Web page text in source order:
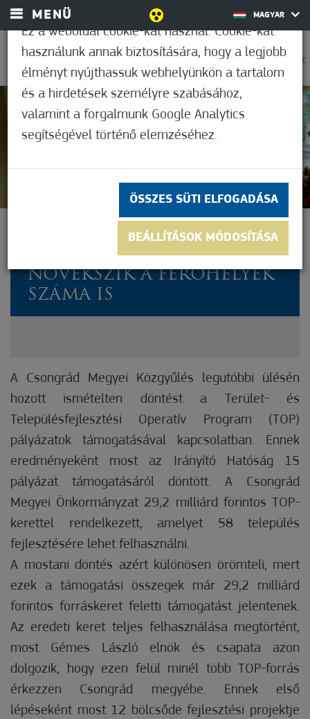
MENÜ MAGYAR
0
26,1°C
Nem értékelt
TOVÁBB ÚJULNAK A
TÉRSÉGBEN A BÖLCSŐDÉK,
NÖVEKSZIK A FÉRŐHELYEK
SZÁMA IS
A Csongrád Megyei Közgyűlés legutóbbi ülésén
hozott ismételten döntést a Terület- és
Településfejlesztési Operatív Program (TOP)
pályázatok támogatásával kapcsolatban. Ennek
eredményeként most az Irányító Hatóság 15
pályázat támogatásáról döntött. A Csongrád
Megyei Önkormányzat 29,2 milliárd forintos TOP-
kerettel rendelkezett, amelyet 58 település
fejlesztésére lehet felhasználni.
A mostani döntés azért különösen örömteli, mert
ezek a támogatási összegek már 29,2 milliárd
forintos forráskeret feletti támogatást jelentenek.
Az eredeti keret teljes felhasználása megtörtént,
most Gémes László elnök és csapata azon
dolgozik, hogy ezen felül minél több TOP-forrás
érkezzen Csongrád megyébe. Ennek első
lépéseként most 12 bölcsőde fejlesztési projektje
Ez a weboldal cookie-kat használ. Cookie-kat
használunk annak biztosítására, hogy a legjobb
élményt nyújthassuk webhelyünkön a tartalom
és a hirdetések személyre szabásához,
valamint a forgalmunk Google Analytics
segítségével történő elemzéséhez.
ÖSSZES SÜTI ELFOGADÁSA
BEÁLLÍTÁSOK MÓDOSÍTÁSA